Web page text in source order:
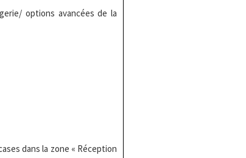
options avancées de la
dans la zone « Réception